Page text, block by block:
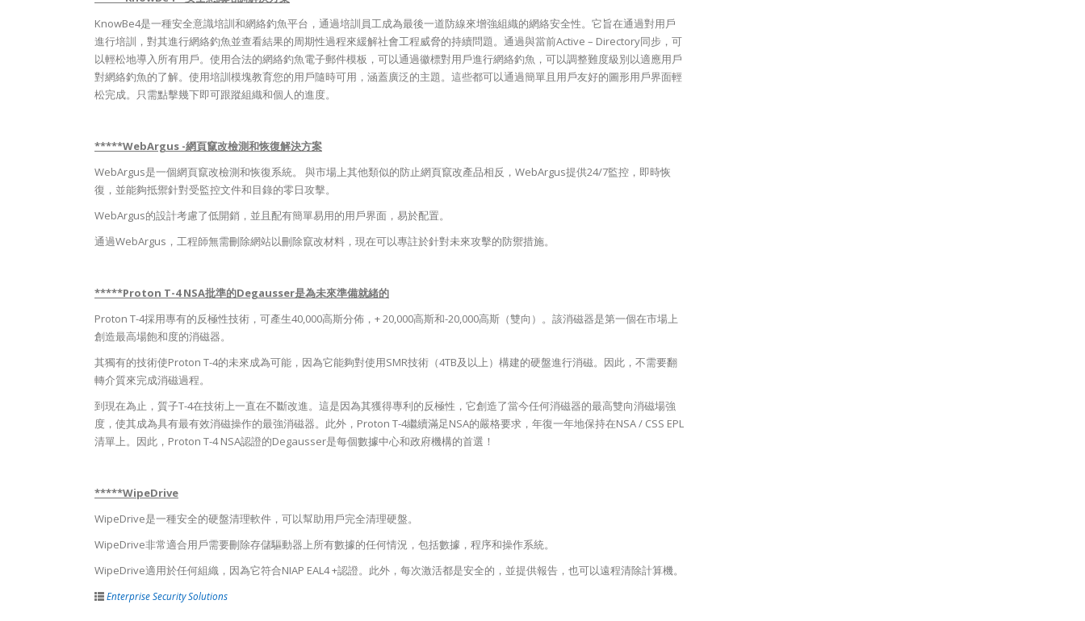
KnowBe4是一種安全意識培訓和網絡釣魚平台，通過培訓員工成為最後一道防線來增強組織的網絡安全性。它旨在通過對用戶
進行培訓，對其進行網絡釣魚並查看結果的周期性過程來緩解社會工程威脅的持續問題。通過與當前Active – Directory同步，可
以輕松地導入所有用戶。使用合法的網絡釣魚電子郵件模板，可以通過徽標對用戶進行網絡釣魚，可以調整難度級別以適應用戶
對網絡釣魚的了解。使用培訓模塊教育您的用戶隨時可用，涵蓋廣泛的主題。這些都可以通過簡單且用戶友好的圖形用戶界面輕
松完成。只需點擊幾下即可跟蹤組織和個人的進度。
*****WebArgus -網頁竄改檢測和恢復解決方案
WebArgus是一個網頁竄改檢測和恢復系統。 與市場上其他類似的防止網頁竄改產品相反，WebArgus提供24/7監控，即時恢
復，並能夠抵禦針對受監控文件和目錄的零日攻擊。
WebArgus的設計考慮了低開銷，並且配有簡單易用的用戶界面，易於配置。
通過WebArgus，工程師無需刪除網站以刪除竄改材料，現在可以專註於針對未來攻擊的防禦措施。
*****Proton T-4 NSA批準的Degausser是為未來準備就緒的
Proton T-4採用專有的反極性技術，可產生40,000高斯分佈，+ 20,000高斯和-20,000高斯（雙向）。該消磁器是第一個在市場上
創造最高場飽和度的消磁器。
其獨有的技術使Proton T-4的未來成為可能，因為它能夠對使用SMR技術（4TB及以上）構建的硬盤進行消磁。因此，不需要翻
轉介質來完成消磁過程。
到現在為止，質子T-4在技術上一直在不斷改進。這是因為其獲得專利的反極性，它創造了當今任何消磁器的最高雙向消磁場強
度，使其成為具有最有效消磁操作的最強消磁器。此外，Proton T-4繼續滿足NSA的嚴格要求，年復一年地保持在NSA / CSS EPL
清單上。因此，Proton T-4 NSA認證的Degausser是每個數據中心和政府機構的首選！
*****WipeDrive
WipeDrive是一種安全的硬盤清理軟件，可以幫助用戶完全清理硬盤。
WipeDrive非常適合用戶需要刪除存儲驅動器上所有數據的任何情況，包括數據，程序和操作系統。
WipeDrive適用於任何組織，因為它符合NIAP EAL4 +認證。此外，每次激活都是安全的，並提供報告，也可以遠程清除計算機。
Enterprise Security Solutions